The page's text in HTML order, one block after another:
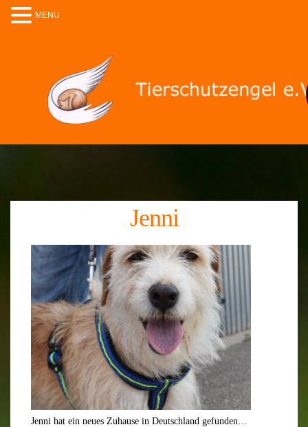
Jenni
Jenni hat ein neues Zuhause in Deutschland gefunden…
MENU